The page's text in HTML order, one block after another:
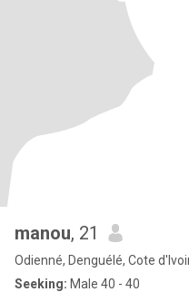
manou, 21
Odienné, Denguélé, Cote
Seeking: Male 40 - 40